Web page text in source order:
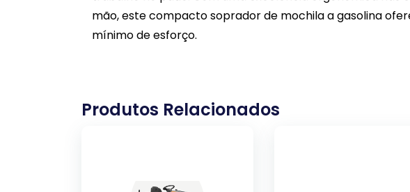
mão, este compacto soprador de mochila a gasolina
mínimo de esforço.
Produtos Relacionados